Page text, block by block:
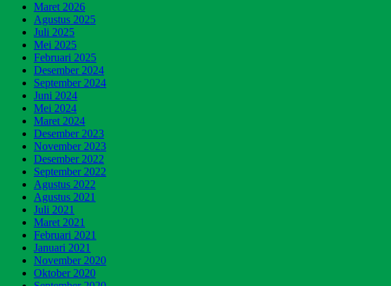
Maret 2026
Agustus 2025
Juli 2025
Mei 2025
Februari 2025
Desember 2024
September 2024
Juni 2024
Mei 2024
Maret 2024
Desember 2023
November 2023
Desember 2022
September 2022
Agustus 2022
Agustus 2021
Juli 2021
Maret 2021
Februari 2021
Januari 2021
November 2020
Oktober 2020